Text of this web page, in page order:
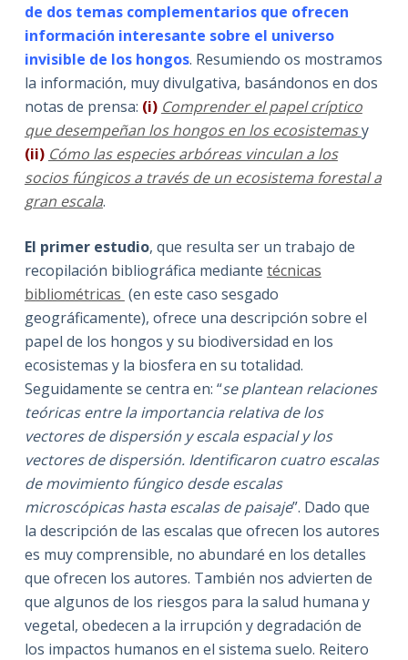
de dos temas complementarios que ofrecen
información interesante sobre el universo
invisible de los hongos. Resumiendo os mostramos
la información, muy divulgativa, basándonos en dos
notas de prensa: (i) Comprender el papel críptico
que desempeñan los hongos en los ecosistemasy
(ii) Cómo las especies arbóreas vinculan a los
socios fúngicos a través de un ecosistema forestal a
gran escala.
El primer estudio, que resulta ser un trabajo de
recopilación bibliográfica mediante técnicas
bibliométricas (en este caso sesgado
geográficamente), ofrece una descripción sobre el
papel de los hongos y su biodiversidad en los
ecosistemas y la biosfera en su totalidad.
Seguidamente se centra en: “se plantean relaciones
teóricas entre la importancia relativa de los
vectores de dispersión y escala espacial y los
vectores de dispersión. Identificaron cuatro escalas
de movimiento fúngico desde escalas
microscópicas hasta escalas de paisaje”. Dado que
la descripción de las escalas que ofrecen los autores
es muy comprensible, no abundaré en los detalles
que ofrecen los autores. También nos advierten de
que algunos de los riesgos para la salud humana y
vegetal, obedecen a la irrupción y degradación de
los impactos humanos en el sistema suelo. Reitero